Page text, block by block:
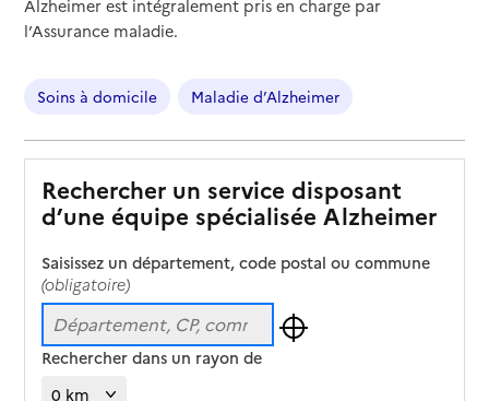
Alzheimer est intégralement pris en charge par
l’Assurance maladie.
Soins à domicile Maladie d’Alzheimer
Rechercher un service disposant
d’une équipe spécialisée Alzheimer
Saisissez un département, code postal ou commune
(obligatoire)
Rechercher dans un rayon de